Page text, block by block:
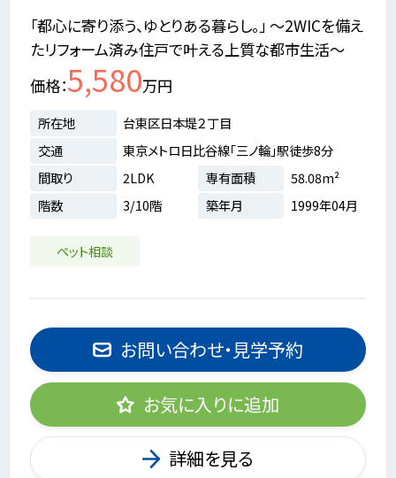
「都心に寄り添う、ゆとりある暮らし。」 ～2WICを備え
たリフォーム済み住戸で叶える上質な都市生活～
価格 5,580万円
所在地
台東区日本堤２丁目
交通
東京メトロ日比谷線「三ノ輪」駅徒歩8分
間取り
2LDK 専有面積
58.08m²
階数
3/10階 築年月 1999年04月
ペット相談
お問い合わせ・見学予約
お気に入りに追加
詳細を見る